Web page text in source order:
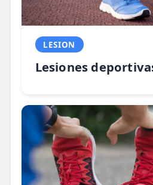
LESION
Lesiones